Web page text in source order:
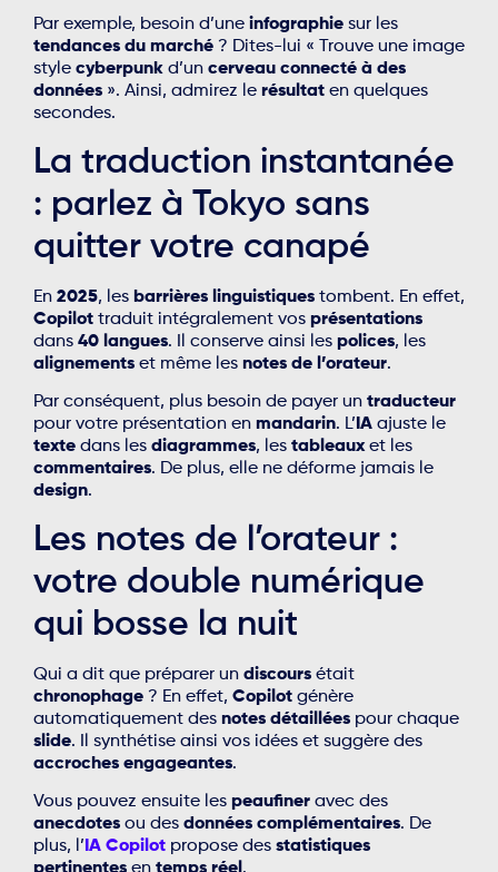
Par exemple, besoin d’une infographie sur les
tendances du marché ? Dites-lui « Trouve une image
style cyberpunk d’un cerveau connecté à des
données ». Ainsi, admirez le résultat en quelques
secondes.
La traduction instantanée
: parlez à Tokyo sans
quitter votre canapé
En 2025, les barrières linguistiques tombent. En effet,
Copilot traduit intégralement vos présentations
dans 40 langues. Il conserve ainsi les polices, les
alignements et même les notes de l’orateur.
Par conséquent, plus besoin de payer un traducteur
pour votre présentation en mandarin. L’IA ajuste le
texte dans les diagrammes, les tableauxet les
commentaires. De plus, elle ne déforme jamais le
design.
Les notes de l’orateur :
votre double numérique
qui bosse la nuit
Qui a dit que préparer un discours était
chronophage ? En effet, Copilot génère
automatiquement des notes détaillées pour chaque
slide. Il synthétise ainsi vos idées et suggère des
accroches engageantes.
Vous pouvez ensuite les peaufiner avec des
anecdotes ou des données complémentaires. De
plus, l’ IA Copilot propose des statistiques